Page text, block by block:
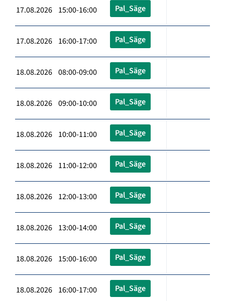
17.08.2026 15:00-16:00 Pal_Säge
17.08.2026 16:00-17:00 Pal_Säge
18.08.2026 08:00-09:00 Pal_Säge
18.08.2026 09:00-10:00 Pal_Säge
18.08.2026 10:00-11:00 Pal_Säge
18.08.2026 11:00-12:00 Pal_Säge
18.08.2026 12:00-13:00 Pal_Säge
18.08.2026 13:00-14:00 Pal_Säge
18.08.2026 15:00-16:00 Pal_Säge
18.08.2026 16:00-17:00 Pal_Säge